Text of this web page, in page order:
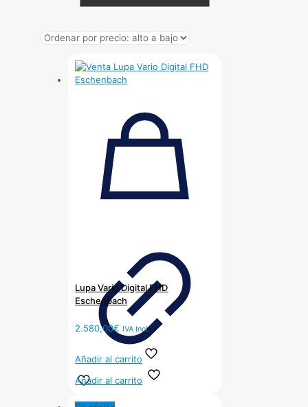
Lupa Vario Digital FHD
Eschenbach
2.580,00€ IVA Incl.
Añadir al carrito
Añadir al carrito